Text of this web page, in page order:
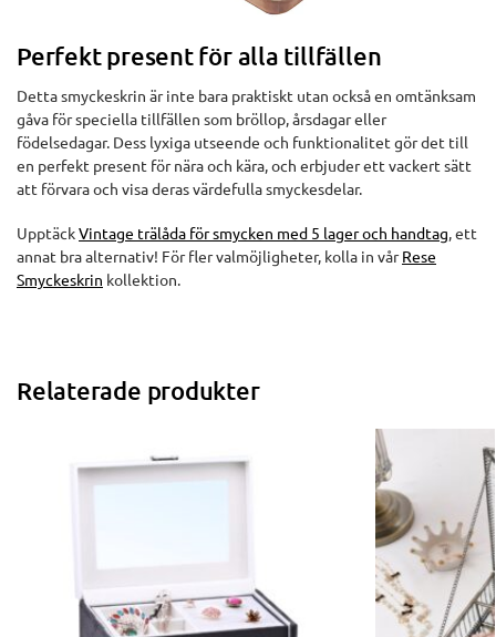
Perfekt present för alla tillfällen
Detta smyckeskrin är inte bara praktiskt utan också en omtänksam
gåva för speciella tillfällen som bröllop, årsdagar eller
födelsedagar. Dess lyxiga utseende och funktionalitet gör det till
en perfekt present för nära och kära, och erbjuder ett vackert sätt
att förvara och visa deras värdefulla smyckesdelar.
UpptäckVintage trälåda för smycken med 5 lager och handtag, ett
annat bra alternativ! För fler valmöjligheter, kolla in vårRese
Smyckeskrin kollektion.
Relaterade produkter